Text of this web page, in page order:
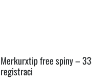
Merkurxtip free spiny –
registraci